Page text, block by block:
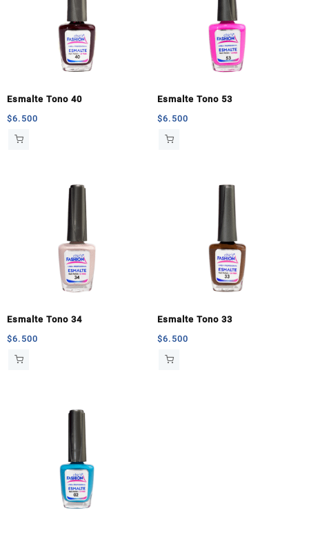
Esmalte Tono 40
$6.500
Esmalte Tono 53
$6.500
Esmalte Tono 34
$6.500
Esmalte Tono 33
$6.500